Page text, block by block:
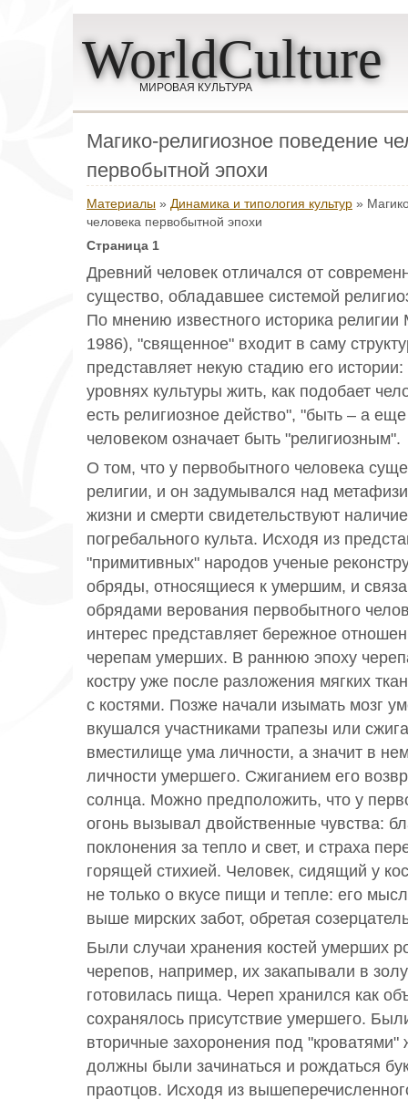
WorldCulture
МИРОВАЯ КУЛЬТУРА
Магико-религиозное поведение
первобытной эпохи
Материалы » Динамика и типология культур »
человека первобытной эпохи
Страница 1
Древний человек отличался от
существо, обладавшее системой
По мнению известного историка
1986), "священное" входит в саму
представляет некую стадию его
уровнях культуры жить, как подобает
есть религиозное действо", "быть – а
человеком означает быть "религиозным".
О том, что у первобытного человека
религии, и он задумывался над
жизни и смерти свидетельствуют
погребального культа. Исходя из
"примитивных" народов ученые
обряды, относящиеся к умершим, и
обрядами верования первобытного
интерес представляет бережное
черепам умерших. В раннюю эпоху
костру уже после разложения мягких
с костями. Позже начали изымать мозг
вкушался участниками трапезы или
вместилище ума личности, а значит в
личности умершего. Сжиганием его
солнца. Можно предположить, что у
огонь вызывал двойственные чувства:
поклонения за тепло и свет, и страха
горящей стихией. Человек, сидящий у
не только о вкусе пищи и тепле: его
выше мирских забот, обретая
Были случаи хранения костей умерших
черепов, например, их закапывали в
готовилась пища. Череп хранился как
сохранялось присутствие умершего.
вторичные захоронения под "кроватями"
должны были зачинаться и рождаться
праотцов. Исходя из